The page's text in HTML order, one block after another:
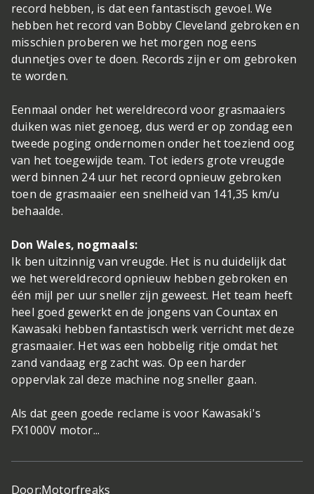
record hebben, is dat een fantastisch gevoel. We
hebben het record van Bobby Cleveland gebroken en
misschien proberen we het morgen nog eens
dunnetjes over te doen. Records zijn er om gebroken
te worden.
Eenmaal onder het wereldrecord voor grasmaaiers
duiken was niet genoeg, dus werd er op zondag een
tweede poging ondernomen onder het toeziend oog
van het toegewijde team. Tot ieders grote vreugde
werd binnen 24 uur het record opnieuw gebroken
toen de grasmaaier een snelheid van 141,35 km/u
behaalde.
Don Wales, nogmaals:
Ik ben uitzinnig van vreugde. Het is nu duidelijk dat
we het wereldrecord opnieuw hebben gebroken en
één mijl per uur sneller zijn geweest. Het team heeft
heel goed gewerkt en de jongens van Countax en
Kawasaki hebben fantastisch werk verricht met deze
grasmaaier. Het was een hobbelig ritje omdat het
zand vandaag erg zacht was. Op een harder
oppervlak zal deze machine nog sneller gaan.
Als dat geen goede reclame is voor Kawasaki's
FX1000V motor...
Door:Motorfreaks